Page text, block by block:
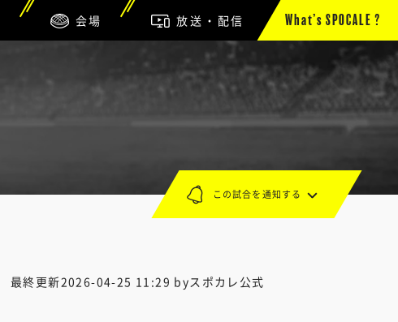
会場 放送・配信 What’s SPOCALE ?
最終更新2026-04-25 11:29 byスポカレ公式
この試合を通知する